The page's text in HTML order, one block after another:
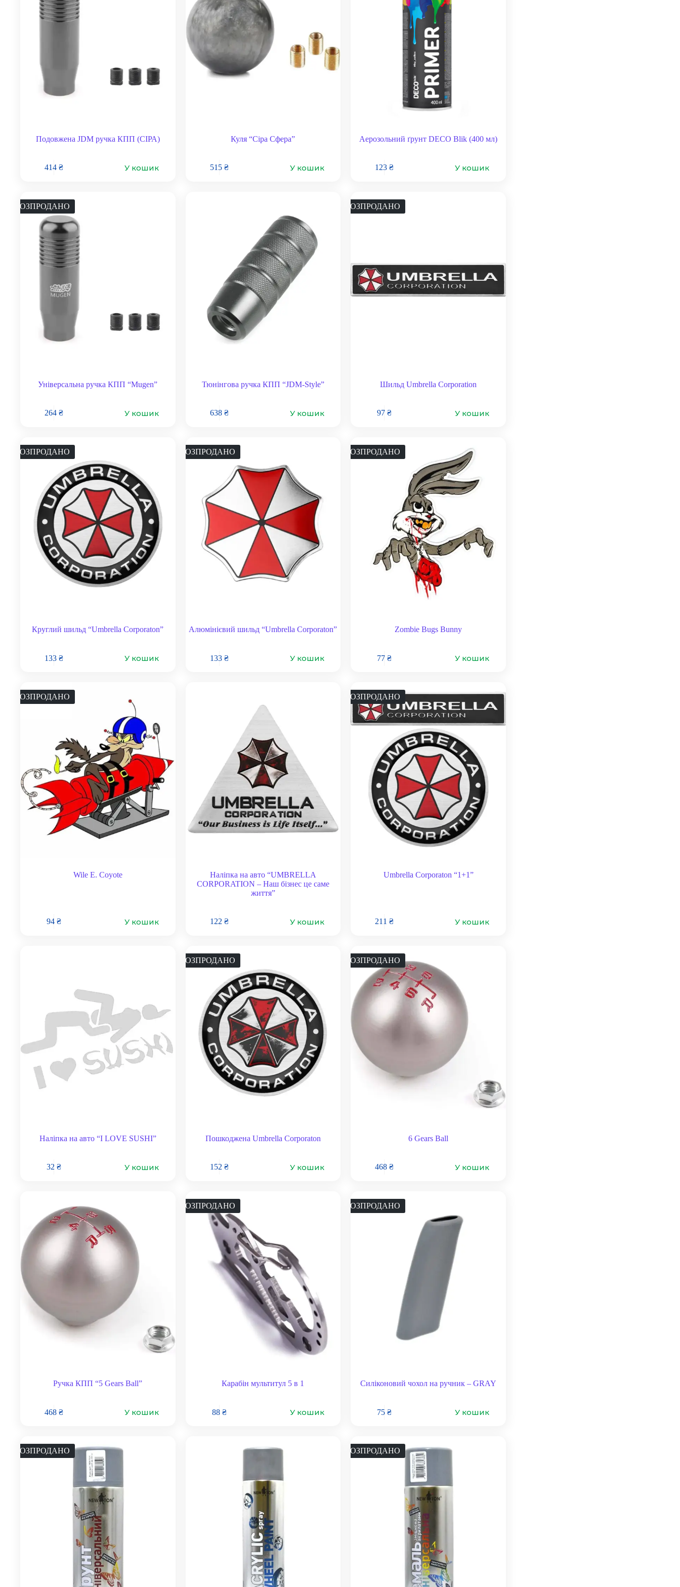
Подовжена JDM ручка КПП (СІРА)
414₴ У кошик
Куля “Сіра Сфера”
515 ₴ У кошик
Аерозольний ґрунт DECO Blik (400 мл)
123₴ У кошик
РОЗПРОДАНО
Універсальна ручка КПП “Mugen”
264₴ У кошик
Тюнінгова ручка КПП “JDM-Style”
638 ₴ У кошик
РОЗПРОДАНО
Шильд Umbrella Corporation
97₴ У кошик
РОЗПРОДАНО
Круглий шильд “Umbrella Corporaton”
133₴ У кошик
РОЗПРОДАНО
Алюмінієвий шильд “Umbrella Corporaton”
133 ₴ У кошик
РОЗПРОДАНО
Zombie Bugs Bunny
77₴ У кошик
РОЗПРОДАНО
Wile E. Coyote
94₴ У кошик
Наліпка на авто “UMBRELLA
CORPORATION – Наш бізнес це саме
життя”
122 ₴ У кошик
РОЗПРОДАНО
Umbrella Corporaton “1+1”
211₴ У кошик
Наліпка на авто “I LOVE SUSHI”
32₴ У кошик
РОЗПРОДАНО
Пошкоджена Umbrella Corporaton
152 ₴ У кошик
РОЗПРОДАНО
6 Gears Ball
468₴ У кошик
Ручка КПП “5 Gears Ball”
468₴ У кошик
РОЗПРОДАНО
Карабін мультитул 5 в 1
88 ₴ У кошик
РОЗПРОДАНО
Силіконовий чохол на ручник – GRAY
75₴ У кошик
РОЗПРОДАНО РОЗПРОДАНО